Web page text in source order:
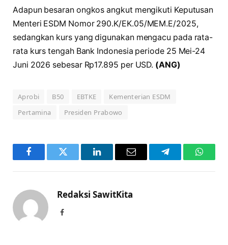
Adapun besaran ongkos angkut mengikuti Keputusan
Menteri ESDM Nomor 290.K/EK.05/MEM.E/2025,
sedangkan kurs yang digunakan mengacu pada rata-
rata kurs tengah Bank Indonesia periode 25 Mei-24
Juni 2026 sebesar Rp17.895 per USD. (ANG)
Aprobi B50 EBTKE
Kementerian ESDM
Pertamina
Presiden Prabowo
FacebookTwitter LinkedInEmail Telegram
Redaksi SawitKita
Facebook